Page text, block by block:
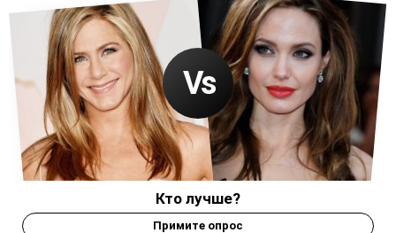
Кто лучше?
Примите опрос